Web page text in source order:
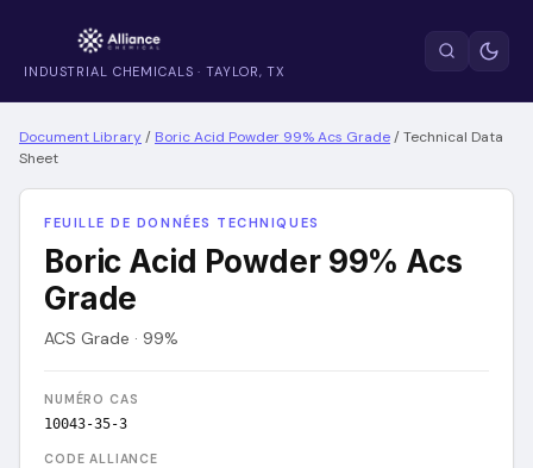
INDUSTRIAL CHEMICALS · TAYLOR, TX
Document Library/ Boric Acid Powder 99% Acs Grade/Technical Data
Sheet
FEUILLE DE DONNÉES TECHNIQUES
Boric Acid Powder 99% Acs
Grade
ACS Grade · 99%
NUMÉRO CAS
10043-35-3
CODE ALLIANCE